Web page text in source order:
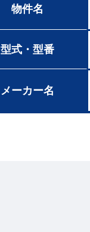
物件名
型式・型番
メーカー名